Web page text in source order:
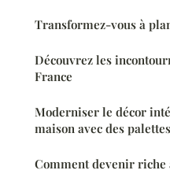
Transformez-vous à
Découvrez les
France
Moderniser le décor
maison avec des
Comment devenir riche